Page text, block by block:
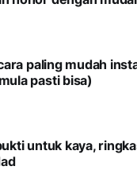
paling mudah
pasti bisa)
untuk kaya,